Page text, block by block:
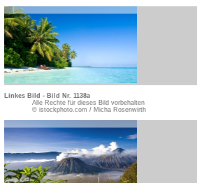
Linkes Bild - Bild Nr. 1138a
Alle Rechte für dieses Bild vorbehalten
© istockphoto.com / Micha Rosenwirth